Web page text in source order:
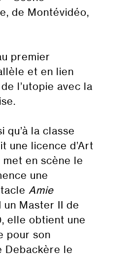
de Montévidéo,
premier
et en lien
l’utopie avec la
la classe
une licence d’Art
en scène le
une
Amie
un Master II de
elle obtient une
pour son
Debackère le